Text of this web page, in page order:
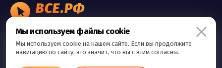
ВСЕ.РФ
Правила сервиса
Политика конфиденциальности
Мы используем файлы cookie
Мы используем cookie на нашем сайте. Если вы продолжите
навигацию по сайту, это значит, что вы с этим согласны.